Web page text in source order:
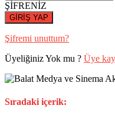
ŞİFRENİZ
GİRİŞ YAP
Şifremi unuttum?
Üyeliğiniz Yok mu ? Üye
Sıradaki içerik: